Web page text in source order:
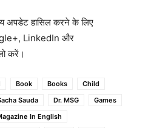
हासिल करने के लिए
LinkedIn और
करें।
Book Books
Child
Sauda Dr. MSG
Games
In English